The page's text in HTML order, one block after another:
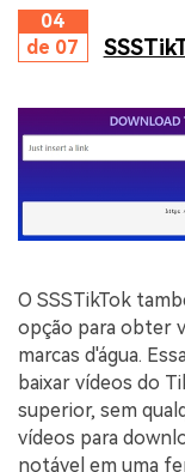
04
de 07
O SSSTikTok
opção para obter
marcas d'água.
baixar vídeos do
superior, sem
vídeos para
notável em uma